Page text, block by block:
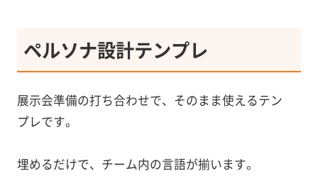
ペルソナ設計テンプレ
展示会準備の打ち合わせで、そのまま使えるテン
プレです。
埋めるだけで、チーム内の言語が揃います。